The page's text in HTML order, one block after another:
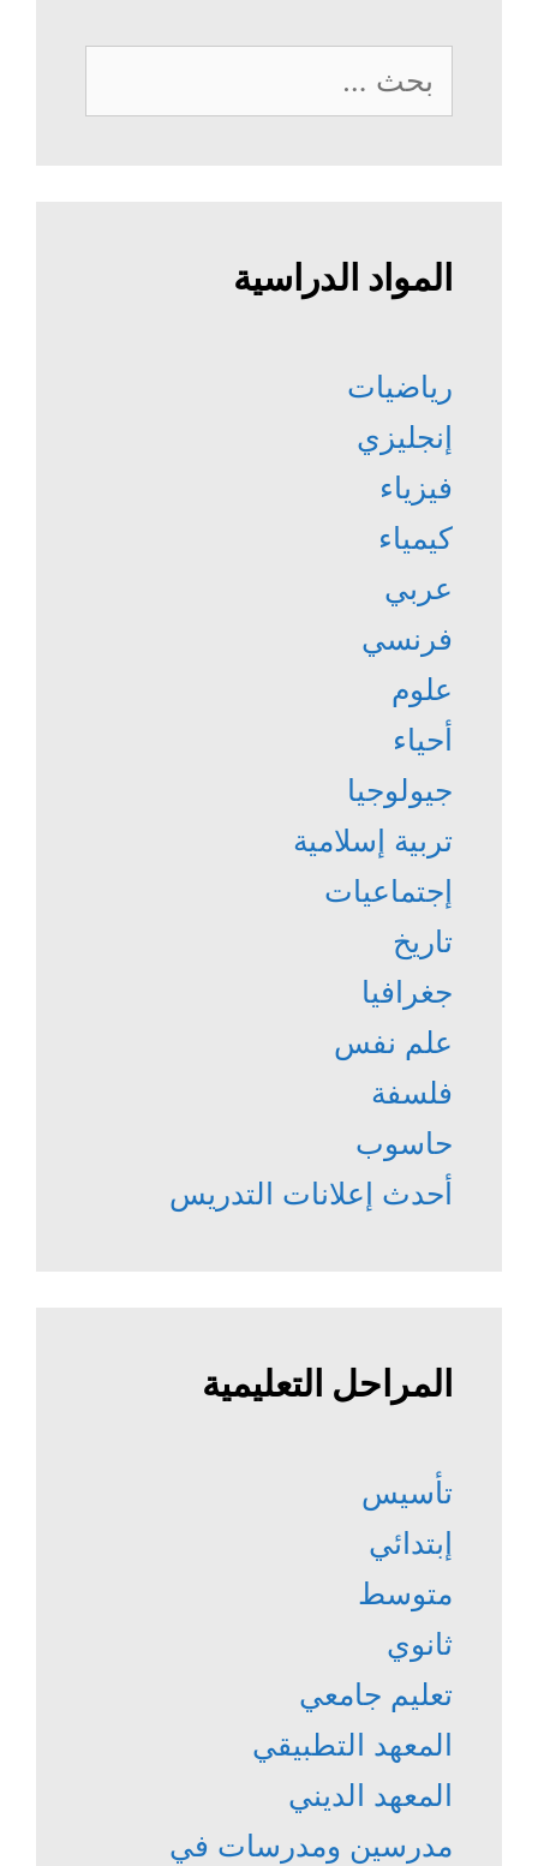
عن:
المواد الدراسية
رياضيات
إنجليزي
فيزياء
كيمياء
عربي
فرنسي
علوم
أحياء
جيولوجيا
تربية إسلامية
إجتماعيات
تاريخ
جغرافيا
علم نفس
فلسفة
حاسوب
أحدث إعلانات التدريس
المراحل التعليمية
تأسيس
إبتدائي
متوسط
ثانوي
تعليم جامعي
المعهد التطبيقي
المعهد الديني
مدرسين ومدرسات في